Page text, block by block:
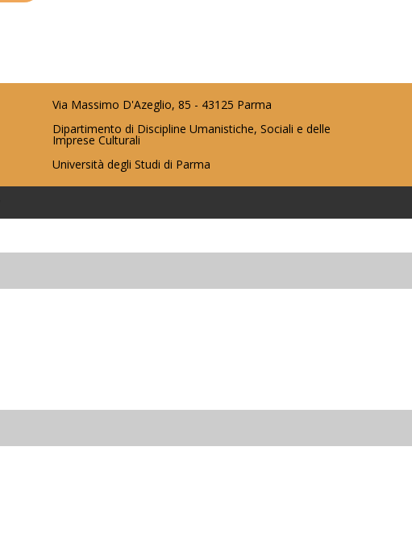
Via Massimo D'Azeglio, 85 - 43125 Parma
Dipartimento di Discipline Umanistiche, Sociali e delle
Imprese Culturali
Università degli Studi di Parma